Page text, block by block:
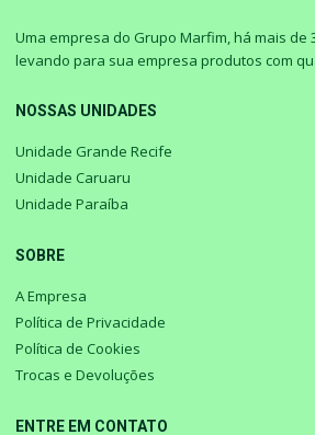
Uma empresa do Grupo Marfim, há mais de
levando para sua empresa produtos com
NOSSAS UNIDADES
Unidade Grande Recife
Unidade Caruaru
Unidade Paraíba
SOBRE
A Empresa
Política de Privacidade
Política de Cookies
Trocas e Devoluções
ENTRE EM CONTATO